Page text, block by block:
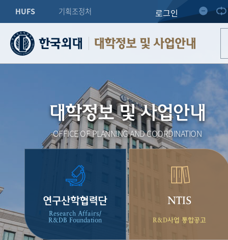
HUFS 기획조정처 로그인
대학정보 및 사업안내
대학정보 및 사업안내
OFFICE OF PLANNING AND COORDINATION
연구산학협력단
Research Affairs/
R&DB Foundation
NTIS
R&D사업 통합공고